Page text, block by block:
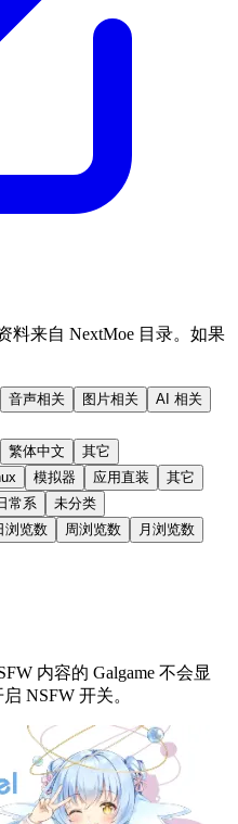
料来自 NextMoe 目录。如果
音声相关 图片相关
AI 相关
繁体中文
其它
模拟器 应用直装
其它
常系
未分类
浏览数 周浏览数
月浏览数
内容的 Galgame 不会显
NSFW 开关。